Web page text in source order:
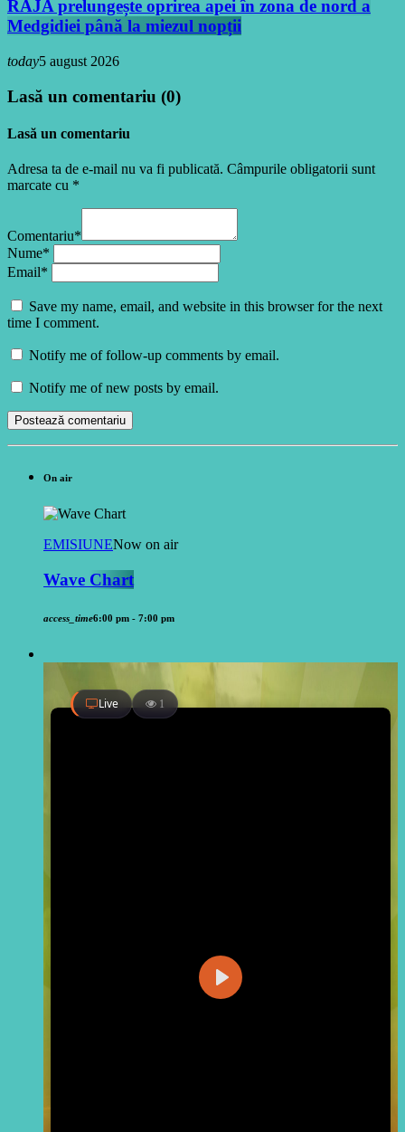
RAJA prelungește oprirea apei în zona de nord a
Medgidiei până la miezul nopții
today5 august 2026
Lasă un comentariu (0)
Lasă un comentariu
Adresa ta de e-mail nu va fi publicată. Câmpurile obligatorii sunt
marcate cu *
Comentariu*
Nume*
Email*
Save my name, email, and website in this browser for the next
time I comment.
Notify me of follow-up comments by email.
Notify me of new posts by email.
On air
EMISIUNENow on air
Wave Chart
access_time6:00 pm - 7:00 pm